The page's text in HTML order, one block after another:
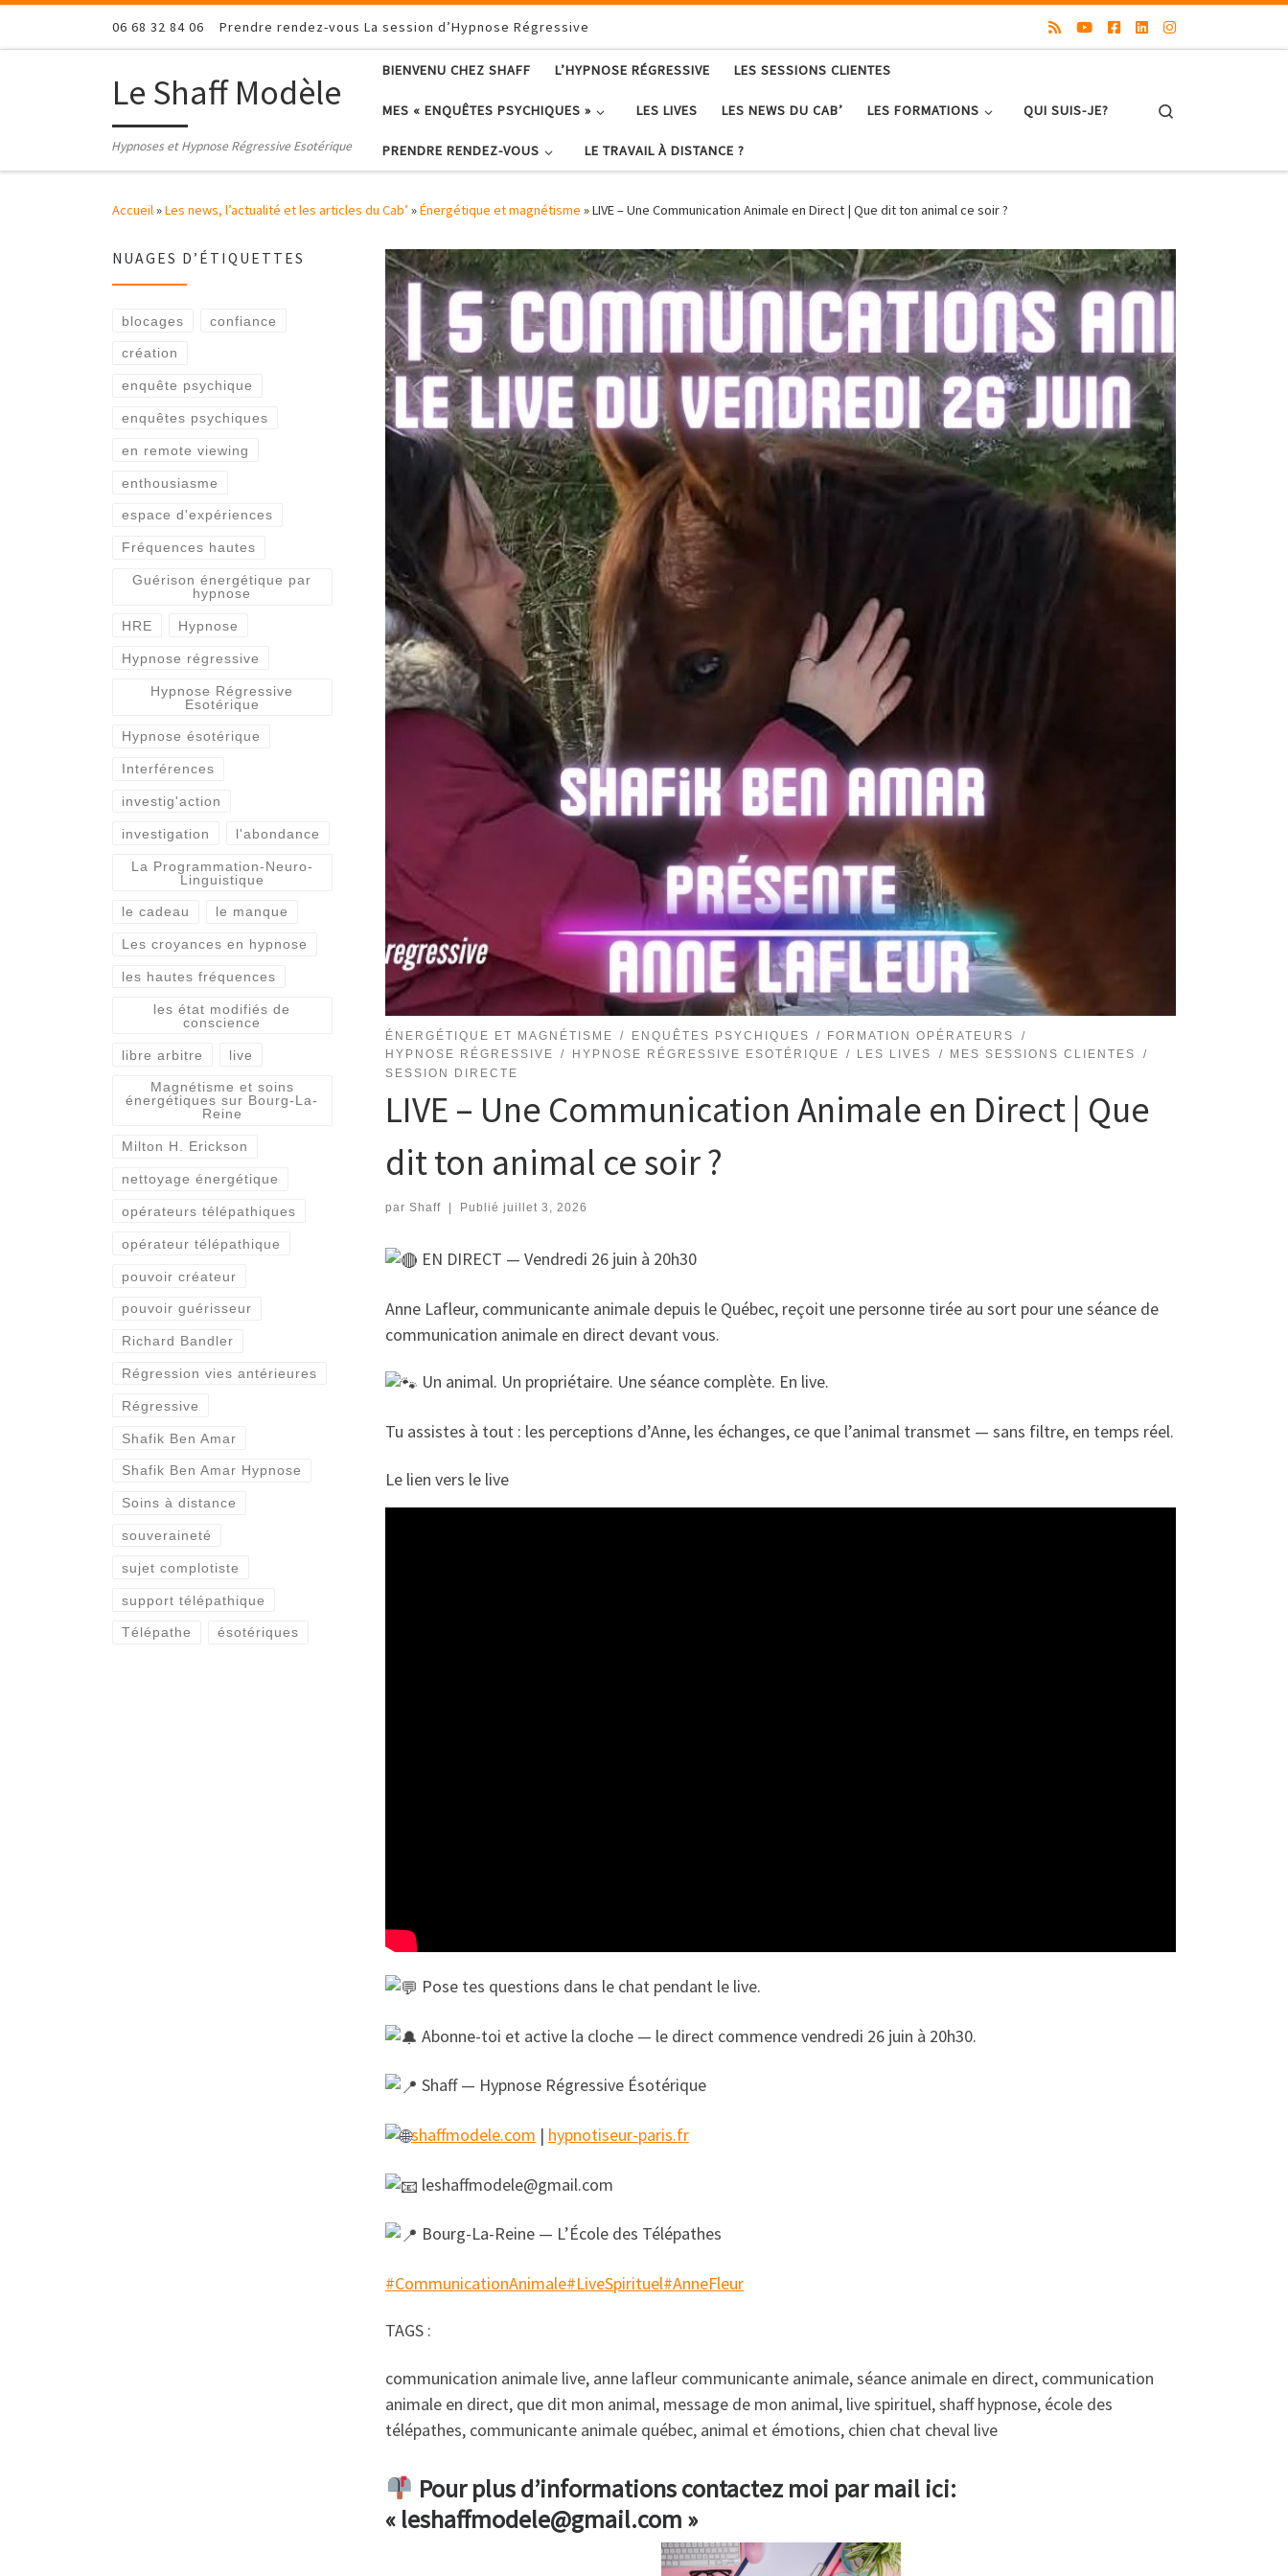
Passer au contenu06 68 32 84 06 Prendre rendez-vous La session d’Hypnose Régressive
Le Shaff Modèle
Hypnoses et Hypnose Régressive Esotérique
BIENVENU CHEZ SHAFF L’HYPNOSE RÉGRESSIVE LES SESSIONS CLIENTES
MES « ENQUÊTES PSYCHIQUES » LES LIVES LES NEWS DU CAB’ LES FORMATIONS QUI SUIS-JE?
PRENDRE RENDEZ-VOUS LE TRAVAIL À DISTANCE ?
Accueil »Les news, l’actualité et les articles du Cab’ »Énergétique et magnétisme »LIVE – Une Communication Animale en Direct | Que dit ton animal ce soir ?
ÉNERGÉTIQUE ET MAGNÉTISME ENQUÊTES PSYCHIQUES
FORMATION OPÉRATEURS
HYPNOSE RÉGRESSIVE
HYPNOSE RÉGRESSIVE ESOTÉRIQUE LES LIVES
MES SESSIONS CLIENTES
SESSION DIRECTE
LIVE – Une Communication Animale en Direct | Que
dit ton animal ce soir ?
par Shaff Publié juillet 3, 2026
EN DIRECT — Vendredi 26 juin à 20h30
Anne Lafleur, communicante animale depuis le Québec, reçoit une personne tirée au sort pour une séance de
communication animale en direct devant vous.
Un animal. Un propriétaire. Une séance complète. En live.
Tu assistes à tout : les perceptions d’Anne, les échanges, ce que l’animal transmet — sans filtre, en temps réel.
Le lien vers le live
Pose tes questions dans le chat pendant le live.
Abonne-toi et active la cloche — le direct commence vendredi 26 juin à 20h30.
Shaff — Hypnose Régressive Ésotérique
shaffmodele.com | hypnotiseur-paris.fr
leshaffmodele@gmail.com
Bourg-La-Reine — L’École des Télépathes
#CommunicationAnimale#LiveSpirituel#AnneFleur
TAGS :
communication animale live, anne lafleur communicante animale, séance animale en direct, communication
animale en direct, que dit mon animal, message de mon animal, live spirituel, shaff hypnose, école des
télépathes, communicante animale québec, animal et émotions, chien chat cheval live
Pour plus d’informations contactez moi par mail ici:
« leshaffmodele@gmail.com »
NUAGES D’ÉTIQUETTES
blocages confiance
création
enquête psychique
enquêtes psychiques
en remote viewing
enthousiasme
espace d'expériences
Fréquences hautes
Guérison énergétique par
hypnose
HRE Hypnose
Hypnose régressive
Hypnose Régressive
Esotérique
Hypnose ésotérique
Interférences
investig'action
investigation l'abondance
La Programmation-Neuro-
Linguistique
le cadeau le manque
Les croyances en hypnose
les hautes fréquences
les état modifiés de
conscience
libre arbitre live
Magnétisme et soins
énergétiques sur Bourg-La-
Reine
Milton H. Erickson
nettoyage énergétique
opérateurs télépathiques
opérateur télépathique
pouvoir créateur
pouvoir guérisseur
Richard Bandler
Régression vies antérieures
Régressive
Shafik Ben Amar
Shafik Ben Amar Hypnose
Soins à distance
souveraineté
sujet complotiste
support télépathique
Télépathe ésotériques